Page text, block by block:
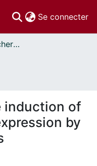
Se connecter
Vice-rectorat à la recherche // Office of the V-P, Research
induction of
by